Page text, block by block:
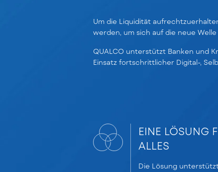
Um die Liquidität
werden, um sich auf die neue
QUALCO unterstützt Banken und
Einsatz fortschrittlicher Digital-,
EINE LÖSUNG
ALLES
Die Lösung